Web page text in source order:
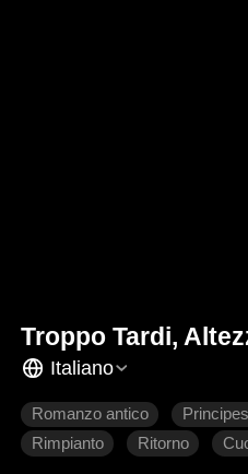
Troppo Tardi,
Italiano
Romanzo antico
Rimpianto
Ritorno